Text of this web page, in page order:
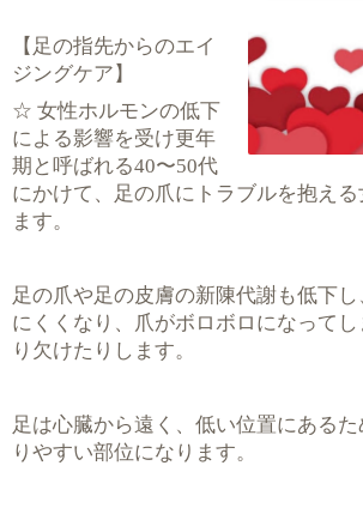
【足の指先からのエイ
ジングケア】
☆ 女性ホルモンの低下
による影響を受け更年
期と呼ばれる40〜50代
にかけて、足の爪にトラブルを抱え
ます。
足の爪や足の皮膚の新陳代謝も低下
にくくなり、爪がボロボロになって
り欠けたりします。
足は心臓から遠く、低い位置にある
りやすい部位になります。